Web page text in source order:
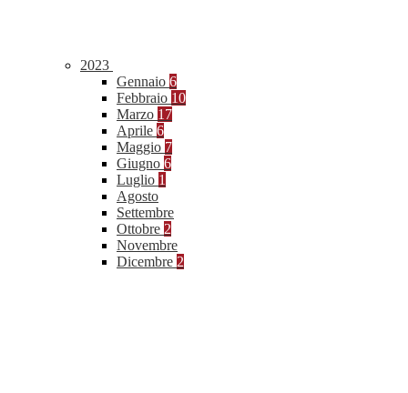
2023
Gennaio 6
Febbraio 10
Marzo 17
Aprile 6
Maggio 7
Giugno 6
Luglio 1
Agosto
Settembre
Ottobre 2
Novembre
Dicembre 2